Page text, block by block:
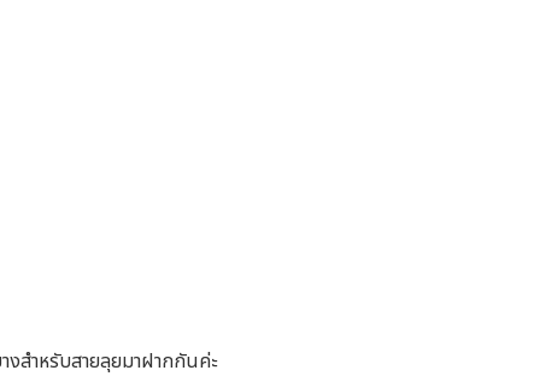
งสำหรับสายลุยมาฝากกันค่ะ